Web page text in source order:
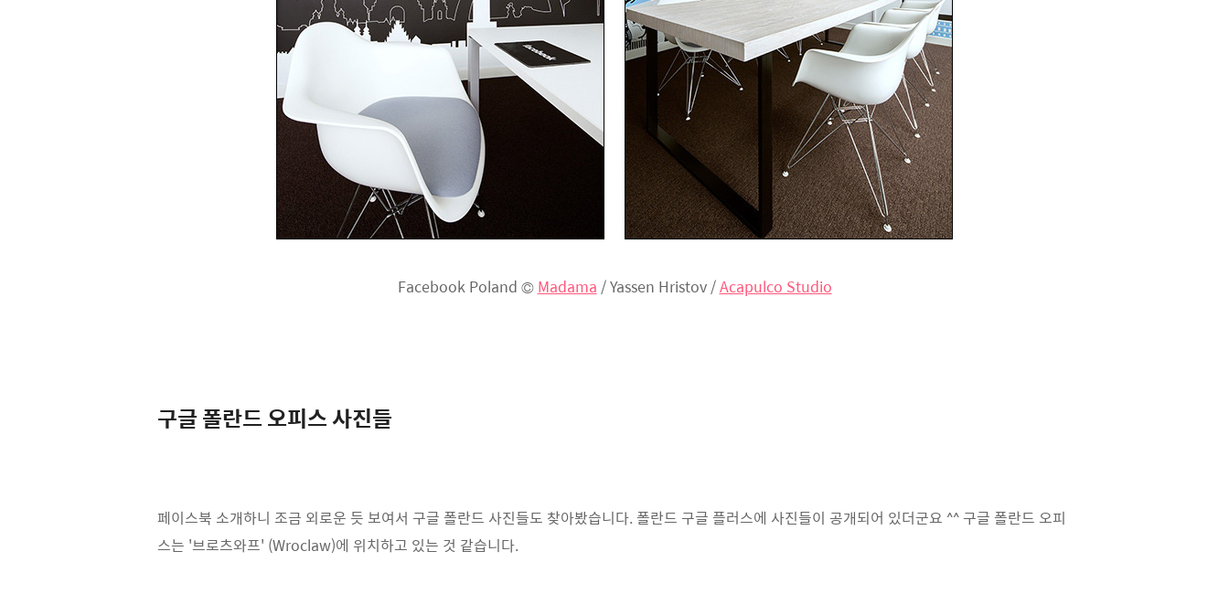
Facebook Poland © Madama / Yassen Hristov /Acapulco Studio
구글 폴란드 오피스 사진들
페이스북 소개하니 조금 외로운 듯 보여서 구글 폴란드 사진들도 찾아봤습니다. 폴란드 구글 플러스에 사진들이 공개되어 있더군요 ^^ 구글 폴란드 오피
스는 '브로츠와프' (Wroclaw)에 위치하고 있는 것 같습니다.